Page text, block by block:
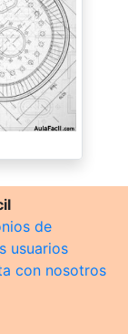
de
usuarios
con nosotros